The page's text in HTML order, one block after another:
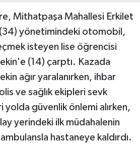
Mithatpaşa Mahallesi Erkilet
(34) yönetimindeki otomobil,
isteyen lise öğrencisi
(14) çarptı. Kazada
ağır yaralanırken, ihbar
ve sağlık ekipleri sevk
yolda güvenlik önlemi alırken,
yerindeki ilk müdahalenin
hastaneye kaldırdı.